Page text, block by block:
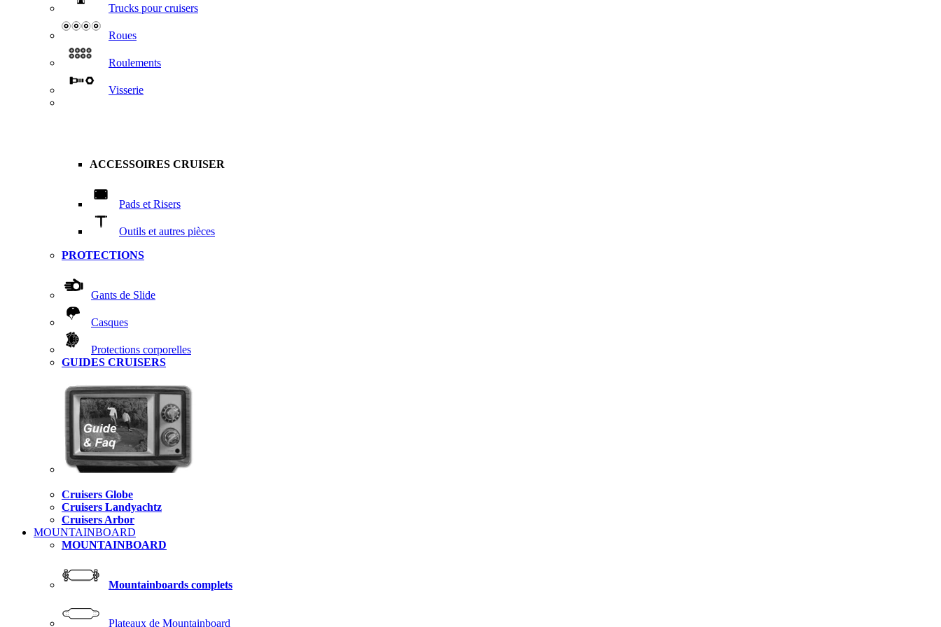
Trucks pour cruisers
Roues
Roulements
Visserie
ACCESSOIRES CRUISER
Pads et Risers
Outils et autres pièces
PROTECTIONS
Gants de Slide
Casques
Protections corporelles
GUIDES CRUISERS
Cruisers Globe
Cruisers Landyachtz
Cruisers Arbor
MOUNTAINBOARD
MOUNTAINBOARD
Mountainboards complets
Plateaux de Mountainboard